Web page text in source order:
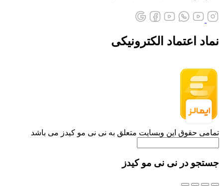
نماد اعتماد الکترونیکی
تمامی حقوق این وبسایت متعلق به نی نی مو کیدز می باشد
جستجو در نی نی مو کیدز